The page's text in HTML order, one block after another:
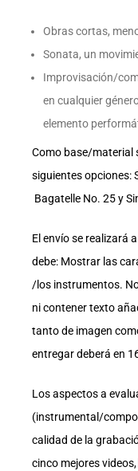
Obras cortas,
Sonata, un
Improvisación/
en cualquier
elemento
Como base/material
siguientes opciones:
Bagatelle No. 25 y
El envío se realizará
debe: Mostrar las
/los instrumentos.
ni contener texto
tanto de imagen
entregar deberá en
Los aspectos a
(instrumental/
calidad de la
cinco mejores